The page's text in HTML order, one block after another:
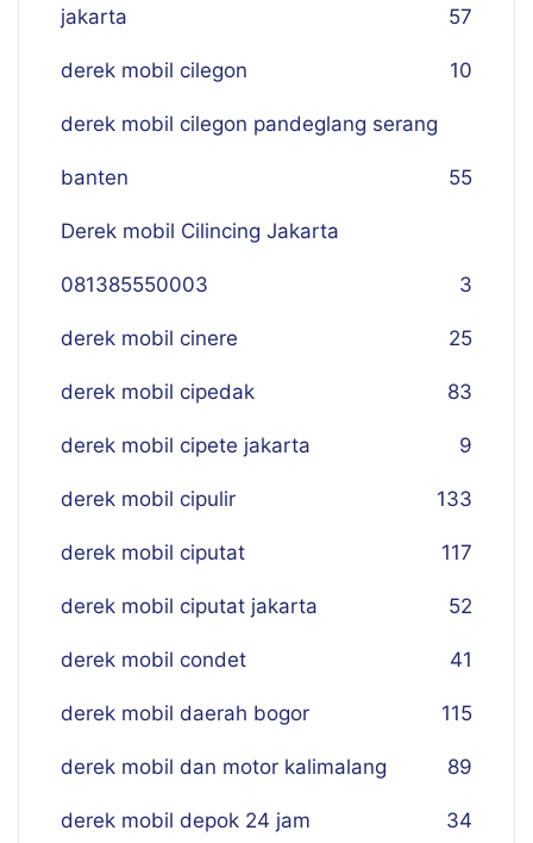
jakarta 57
derek mobil cilegon 10
derek mobil cilegon pandeglang serang
banten 55
Derek mobil Cilincing Jakarta
081385550003 3
derek mobil cinere 25
derek mobil cipedak 83
derek mobil cipete jakarta 9
derek mobil cipulir 133
derek mobil ciputat 117
derek mobil ciputat jakarta 52
derek mobil condet 41
derek mobil daerah bogor 115
derek mobil dan motor kalimalang 89
derek mobil depok 24 jam 34